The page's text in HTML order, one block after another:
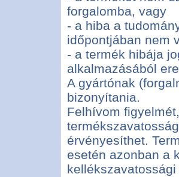
forgalomba, vagy
- a hiba a
időpontjában nem
- a termék hibája
alkalmazásából
A gyártónak
bizonyítania.
Felhívom
érvényesíthet.
esetén azonban a